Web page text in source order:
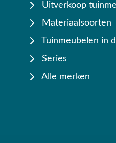
Uitverkoop
Materiaalsoorten
Tuinmeubelen in
Series
Alle merken